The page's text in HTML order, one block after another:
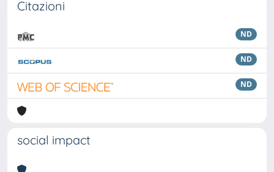
Citazioni
ND
ND
ND
social impact